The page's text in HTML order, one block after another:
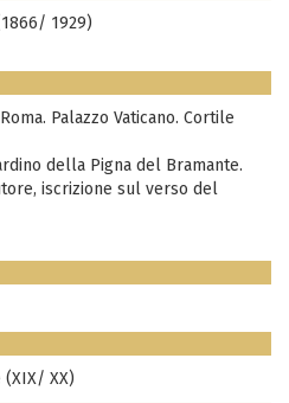
1929)
Roma. Palazzo Vaticano. Cortile
della Pigna del Bramante.
iscrizione sul verso del
(XIX/ XX)